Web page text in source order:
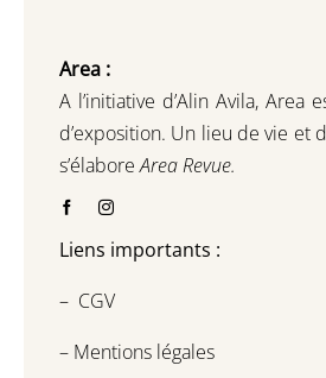
Area :
A l’initiative d’Alin Avila, Area
d’exposition. Un lieu de vie et
s’élaboreArea Revue.
Liens importants :
– CGV
– Mentions légales